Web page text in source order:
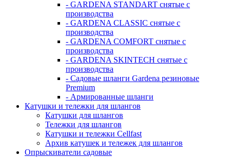
- GARDENA STANDART снятые с
производства
- GARDENA CLASSIC снятые с
производства
- GARDENA COMFORT снятые с
производства
- GARDENA SKINTECH снятые с
производства
- Садовые шланги Gardena резиновые
Premium
- Армированные шланги
Катушки и тележки для шлангов
Катушки для шлангов
Тележки для шлангов
Катушки и тележки Cellfast
Архив катушек и тележек для шлангов
Опрыскиватели садовые